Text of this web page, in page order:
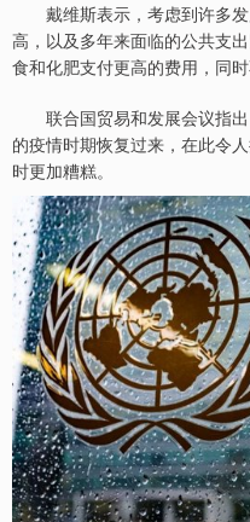
戴维斯表示，考虑到许多发
高，以及多年来面临的公共支
食和化肥支付更高的费用，同时
联合国贸易和发展会议指出
的疫情时期恢复过来，在此令
时更加糟糕。